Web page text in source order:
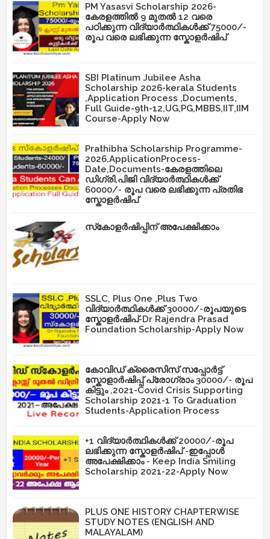
PM Yasasvi Scholarship 2026-
കേരളത്തിൽ 9 മുതൽ 12 വരെ
പഠിക്കുന്ന വിദ്യാർത്ഥികൾക്ക് 75000/-
രൂപ വരെ ലഭിക്കുന്ന സ്കോളർഷിപ്
SBI Platinum Jubilee Asha
Scholarship 2026-kerala Students
,Application Process ,Documents,
Full Guide-9th-12,UG,PG,MBBS,IIT,IIM
Course-Apply Now
Prathibha Scholarship Programme-
2026,ApplicationProcess-
Date,Documents-കേരളത്തിലെ
ഡിഗ്രി,പിജി വിദ്യാർത്ഥികൾക്ക്
60000/- രൂപ വരെ ലഭിക്കുന്ന പ്രതിഭ
സ്കോളർഷിപ്
സ്‌കോളർഷിപ്പിന് അപേക്ഷിക്കാം
SSLC, Plus One ,Plus Two
വിദ്യാർത്ഥികൾക്ക് 30000/-രൂപയുടെ
സ്കോളർഷിപ്-Dr Rajendra Prasad
Foundation Scholarship-Apply Now
കോവിഡ് ക്രൈസിസ് സപ്പോർട്ട്
സ്കോളാർഷിപ്പ് പ്രോഗ്രാം 30000/- രൂപ
കിട്ടും ,2021-Covid Crisis Supporting
Scholarship 2021-1 To Graduation
Students-Application Process
+1 വിദ്യാർത്ഥികൾക്ക് 20000/-രൂപ
ലഭിക്കുന്ന സ്കോളർഷിപ് -ഇപ്പോൾ
അപേക്ഷിക്കാം - Keep India Smiling
Scholarship 2021-22-Apply Now
PLUS ONE HISTORY CHAPTERWISE
STUDY NOTES (ENGLISH AND
MALAYALAM)